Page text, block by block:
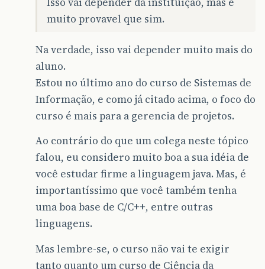
muito provavel que sim.
Na verdade, isso vai depender muito mais do
aluno.
Estou no último ano do curso de Sistemas de
Informação, e como já citado acima, o foco do
curso é mais para a gerencia de projetos.
Ao contrário do que um colega neste tópico
falou, eu considero muito boa a sua idéia de
você estudar firme a linguagem java. Mas, é
importantíssimo que você também tenha
uma boa base de C/C++, entre outras
linguagens.
Mas lembre-se, o curso não vai te exigir
tanto quanto um curso de Ciência da